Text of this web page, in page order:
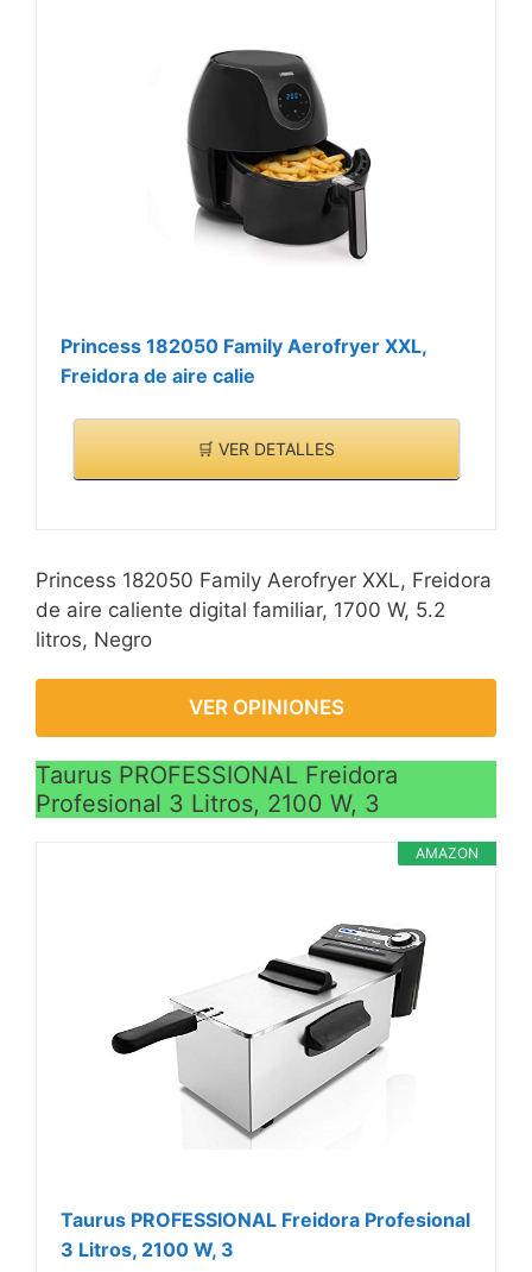
Princess 182050 Family Aerofryer XXL,
Freidora de aire calie
🛒 VER DETALLES
Princess 182050 Family Aerofryer XXL, Freidora
de aire caliente digital familiar, 1700 W, 5.2
litros, Negro
VER OPINIONES
Taurus PROFESSIONAL Freidora
Profesional 3 Litros, 2100 W, 3
AMAZON
Taurus PROFESSIONAL Freidora Profesional
3 Litros, 2100 W, 3